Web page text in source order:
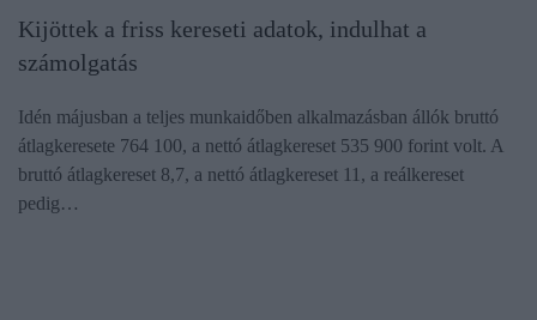
Kijöttek a friss kereseti adatok, indulhat a
számolgatás
Idén májusban a teljes munkaidőben alkalmazásban állók bruttó
átlagkeresete 764 100, a nettó átlagkereset 535 900 forint volt. A
bruttó átlagkereset 8,7, a nettó átlagkereset 11, a reálkereset
pedig…